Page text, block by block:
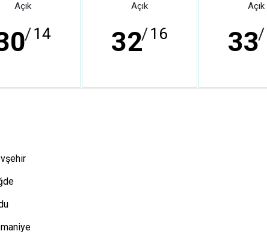
Açık
/14
Açık
32/16
Açık
33/